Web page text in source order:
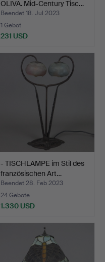
OLIVA. Mid-Century Tisc…
Beendet 18. Jul 2023
1 Gebot
231 USD
- TISCHLAMPE im Stil des
französischen Art…
Beendet 28. Feb 2023
24 Gebote
1.330 USD